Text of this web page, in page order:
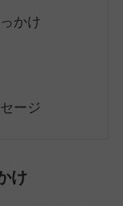
かけ
ージ
け